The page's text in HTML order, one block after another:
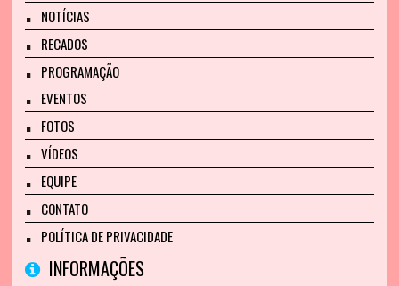
NOTÍCIAS
RECADOS
PROGRAMAÇÃO
EVENTOS
FOTOS
VÍDEOS
EQUIPE
CONTATO
POLÍTICA DE PRIVACIDADE
INFORMAÇÕES